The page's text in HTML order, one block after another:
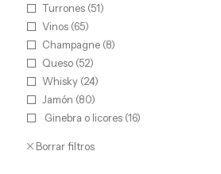
Turrones (51)
Vinos (65)
Champagne (8)
Queso (52)
Whisky (24)
Jamón (80)
Ginebra o licores (16)
Borrar filtros